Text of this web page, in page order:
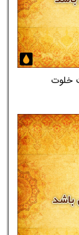
است خلوت